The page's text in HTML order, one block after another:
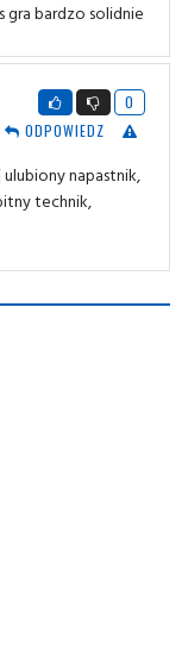
gra bardzo solidnie
0
ODPOWIEDZ
napastnik,
technik,